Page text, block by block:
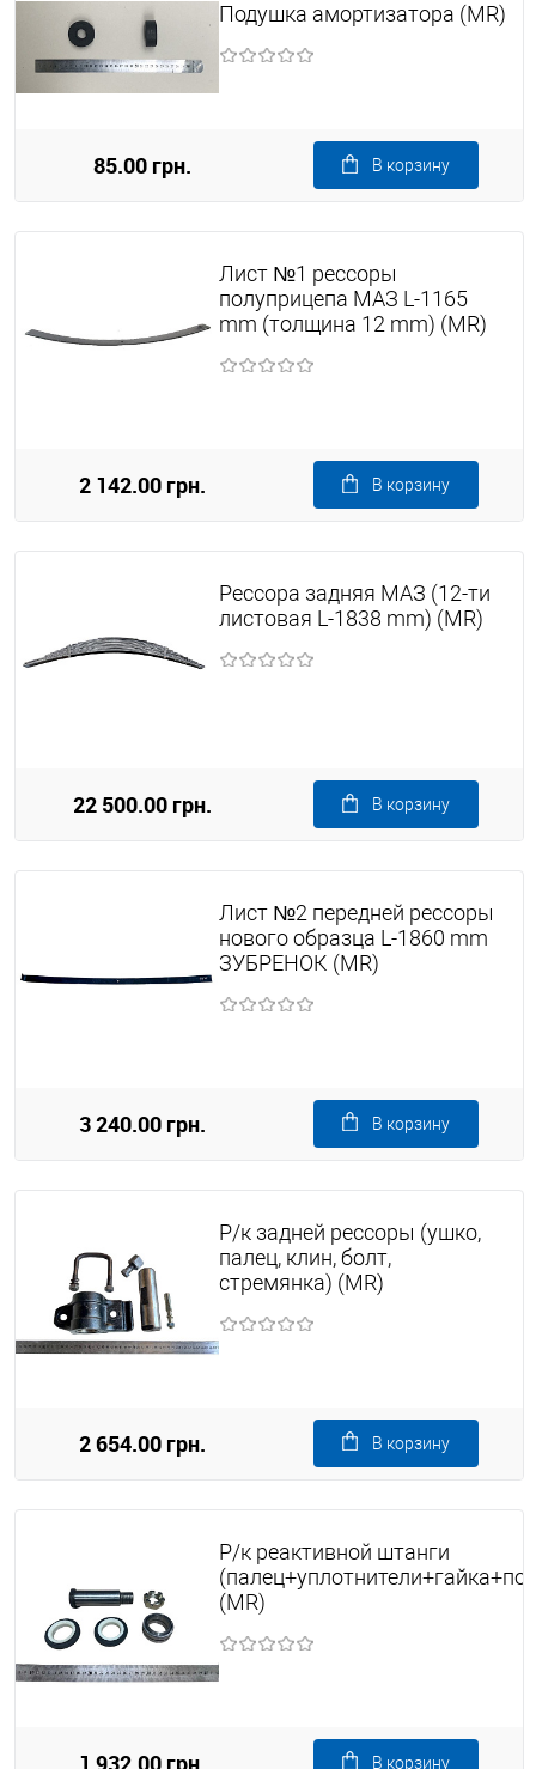
Подушка амортизатора (MR)
85.00 грн. В корзину
Лист №1 рессоры
полуприцепа МАЗ L-1165
mm (толщина 12 mm) (MR)
2 142.00 грн. В корзину
Рессора задняя МАЗ (12-ти
листовая L-1838 mm) (MR)
22 500.00 грн. В корзину
Лист №2 передней рессоры
нового образца L-1860 mm
ЗУБРЕНОК (MR)
3 240.00 грн. В корзину
Р/к задней рессоры (ушко,
палец, клин, болт,
стремянка) (MR)
2 654.00 грн. В корзину
Р/к реактивной штанги
(MR)
1 932.00 грн. В корзину